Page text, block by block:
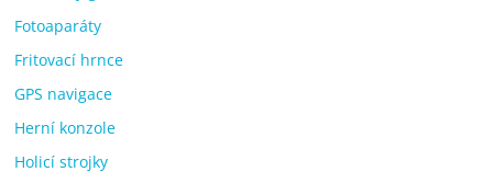
Fotoaparáty
Fritovací hrnce
GPS navigace
Herní konzole
Holicí strojky